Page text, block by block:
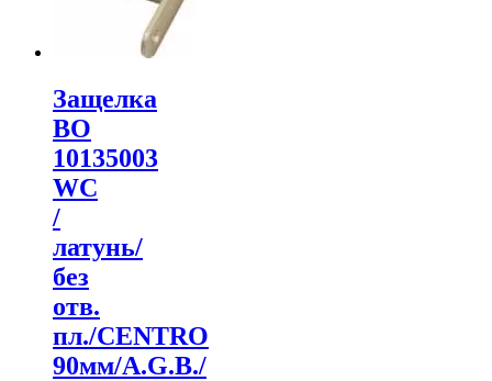
Защелка
ВО
10135003
WC
/
латунь/
без
отв.
пл./CENTRO
90мм/A.G.B./